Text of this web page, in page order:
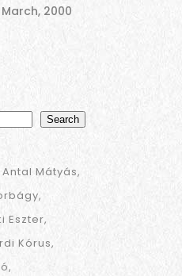
March, 2000
Search
Antal Mátyás
Eszter
Kórus